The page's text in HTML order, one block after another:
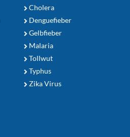
Cholera
Denguefieber
Gelbfieber
Malaria
Tollwut
Typhus
Zika Virus